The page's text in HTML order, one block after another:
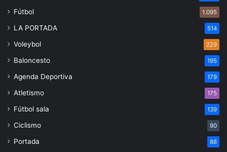
Fútbol 1.095
LA PORTADA 514
Voleybol 229
Baloncesto 195
Agenda Deportiva 179
Atletismo 175
Fútbol sala 139
Ciclismo 90
Portada 88